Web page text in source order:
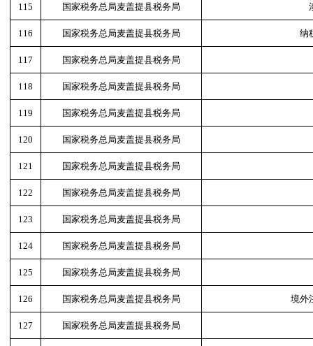
115 国家税务总局麦盖提县税务局
116 国家税务总局麦盖提县税务局 纳
117 国家税务总局麦盖提县税务局
118 国家税务总局麦盖提县税务局
119 国家税务总局麦盖提县税务局
120 国家税务总局麦盖提县税务局
121 国家税务总局麦盖提县税务局
122 国家税务总局麦盖提县税务局
123 国家税务总局麦盖提县税务局
124 国家税务总局麦盖提县税务局
125 国家税务总局麦盖提县税务局
126 国家税务总局麦盖提县税务局 境外
127 国家税务总局麦盖提县税务局